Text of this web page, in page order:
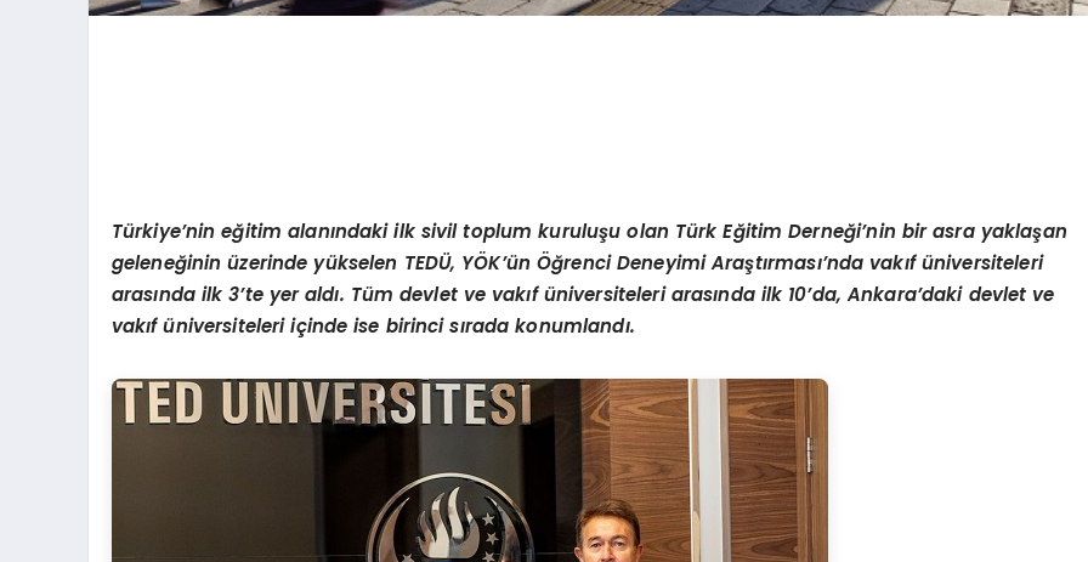
Türkiye’nin eğitim alanındaki ilk sivil toplum kuruluşu olan Türk Eğitim Derneği’nin bir asra yaklaşan
geleneğinin üzerinde yükselen TEDÜ, YÖK’ün Öğrenci Deneyimi Araştırması’nda vakıf üniversiteleri
arasında ilk 3’te yer aldı. Tüm devlet ve vakıf üniversiteleri arasında ilk 10’da, Ankara’daki devlet ve
vakıf üniversiteleri içinde ise birinci sırada konumlandı.